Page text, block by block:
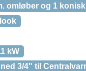
omløber og 1
kW
3/4" til